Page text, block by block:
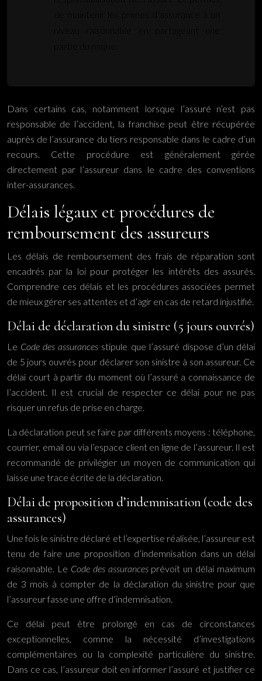
Dans certains cas, notamment lorsque l’assuré n’est pas
responsable de l’accident, la franchise peut être récupérée
auprès de l’assurance du tiers responsable dans le cadre d’un
recours. Cette procédure est généralement gérée
directement par l’assureur dans le cadre des conventions
inter-assurances.
Délais légaux et procédures de
remboursement des assureurs
Les délais de remboursement des frais de réparation sont
encadrés par la loi pour protéger les intérêts des assurés.
Comprendre ces délais et les procédures associées permet
de mieux gérer ses attentes et d’agir en cas de retard injustifié.
Délai de déclaration du sinistre (5 jours ouvrés)
Le Code des assurances stipule que l’assuré dispose d’un délai
de 5 jours ouvrés pour déclarer son sinistre à son assureur. Ce
délai court à partir du moment où l’assuré a connaissance de
l’accident. Il est crucial de respecter ce délai pour ne pas
risquer un refus de prise en charge.
La déclaration peut se faire par différents moyens : téléphone,
courrier, email ou via l’espace client en ligne de l’assureur. Il est
recommandé de privilégier un moyen de communication qui
laisse une trace écrite de la déclaration.
Délai de proposition d’indemnisation (code des
assurances)
Une fois le sinistre déclaré et l’expertise réalisée, l’assureur est
tenu de faire une proposition d’indemnisation dans un délai
raisonnable. Le Code des assurances prévoit un délai maximum
de 3 mois à compter de la déclaration du sinistre pour que
l’assureur fasse une offre d’indemnisation.
Ce délai peut être prolongé en cas de circonstances
exceptionnelles, comme la nécessité d’investigations
complémentaires ou la complexité particulière du sinistre.
Dans ce cas, l’assureur doit en informer l’assuré et justifier ce